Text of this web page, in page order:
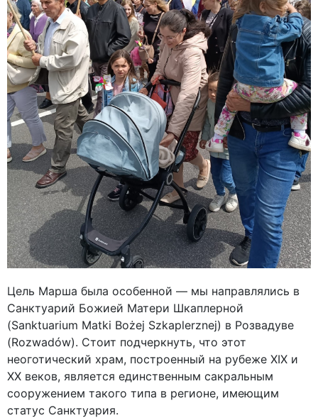
Цель Марша была особенной — мы направлялись в
Санктуарий Божией Матери Шкаплерной
(Sanktuarium Matki Bożej Szkaplerznej) в Розвадуве
(Rozwadów). Стоит подчеркнуть, что этот
неоготический храм, построенный на рубеже XIX и
XX веков, является единственным сакральным
сооружением такого типа в регионе, имеющим
статус Санктуария.